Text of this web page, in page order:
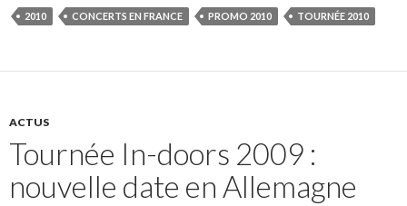
2010 CONCERTS EN FRANCE PROMO 2010 TOURNÉE 2010
ACTUS
Tournée In-doors 2009 :
nouvelle date en Allemagne